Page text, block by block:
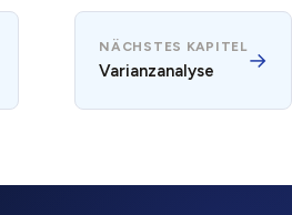
NÄCHSTES KAPITEL
Varianzanalyse →